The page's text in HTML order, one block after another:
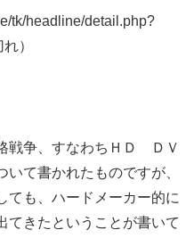
tk/headline/detail.php?
）
戦争、すなわちＨＤ ＤＶ
て書かれたものですが、
ても、ハードメーカー的に
てきたということが書いて